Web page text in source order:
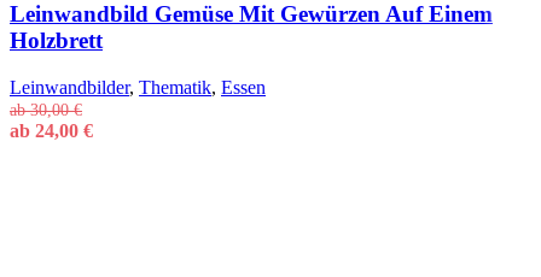
Leinwandbild Gemüse Mit Gewürzen Auf Einem
Holzbrett
Leinwandbilder, Thematik, Essen
ab30,00€
ab 24,00 €